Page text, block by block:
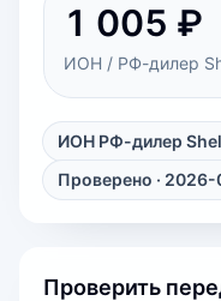
1 005 ₽
ИОН / РФ-дилер
ИОН РФ-дилер
Проверено ·
Проверить